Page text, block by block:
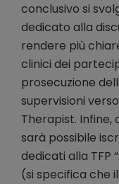
conclusivo si
dedicato alla
rendere più
clinici dei
prosecuzione
supervisioni
Therapist. Infine,
sarà possibile
dedicati alla TFP
(si specifica che